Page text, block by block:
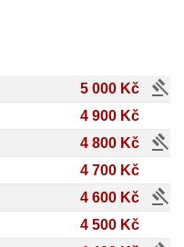
5 000 Kč gavel
4 900 Kč
4 800 Kč gavel
4 700 Kč
4 600 Kč gavel
4 500 Kč